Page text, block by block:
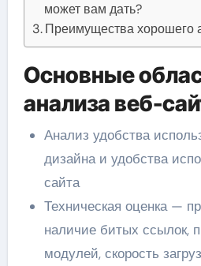
может вам дать?
Преимущества хорошего
Основные
анализа веб-
Анализ удобства
дизайна и удобства
сайта
Техническая оценка —
наличие битых ссылок,
модулей, скорость